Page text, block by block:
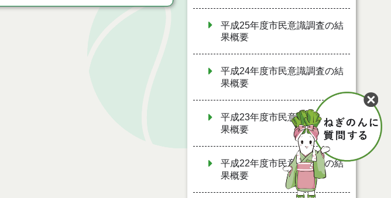
平成25年度市民意識調査の結
果概要
平成24年度市民意識調査の結
果概要
平成23年度市民意識調査の結
果概要
平成22年度市民意識調査の結
果概要